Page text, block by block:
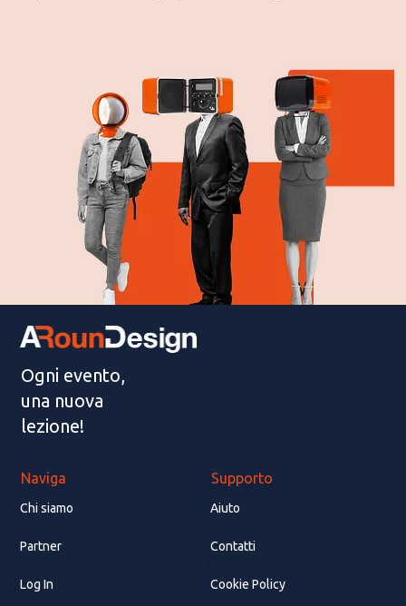
Ogni evento,
una nuova
lezione!
Naviga
Chi siamo
Partner
Log In
Supporto
Aiuto
Contatti
Cookie Policy